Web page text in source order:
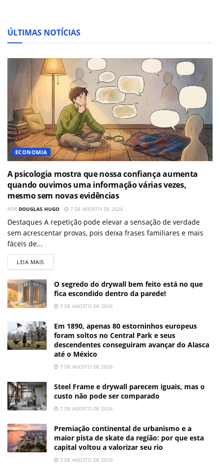
ÚLTIMAS NOTÍCIAS
ECONOMIA
A psicologia mostra que nossa confiança aumenta
quando ouvimos uma informação várias vezes,
mesmo sem novas evidências
POR DOUGLAS HUGO 7 DE AGOSTO DE 2026
Destaques A repetição pode elevar a sensação de verdade
sem acrescentar provas, pois deixa frases familiares e mais
fáceis de...
LEIA MAIS
O segredo do drywall bem feito está no que
fica escondido dentro da parede!
7 DE AGOSTO DE 2026
Em 1890, apenas 80 estorninhos europeus
foram soltos no Central Park e seus
descendentes conseguiram avançar do Alasca
até o México
7 DE AGOSTO DE 2026
Steel Frame e drywall parecem iguais, mas o
custo não pode ser comparado
7 DE AGOSTO DE 2026
Premiação continental de urbanismo e a
maior pista de skate da região: por que esta
capital voltou a valorizar seu rio
7 DE AGOSTO DE 2026